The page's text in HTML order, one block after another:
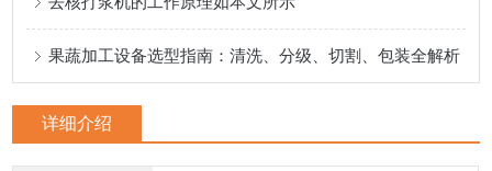
果蔬加工设备选型指南：清洗、分级、切割、包装全解析
详细介绍